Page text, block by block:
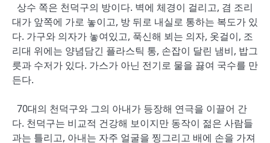
상수 쪽은 천덕구의 방이다. 벽에 체경이 걸리고, 겸 조리
대가 앞쪽에 가로 놓이고, 방 뒤로 내실로 통하는 복도가 있
다. 가구와 의자가 놓여있고, 푹신해 뵈는 의자, 옷걸이, 조
리대 위에는 양념담긴 플라스틱 통, 손잡이 달린 냄비, 밥그
릇과 수저가 있다. 가스가 아닌 전기로 물을 끓여 국수를 만
든다.
70대의 천덕구와 그의 아내가 등장해 연극을 이끌어 간
다. 천덕구는 비교적 건강해 보이지만 동작이 젊은 사람들
과는 틀리고, 아내는 자주 얼굴을 찡그리고 배에 손을 가져